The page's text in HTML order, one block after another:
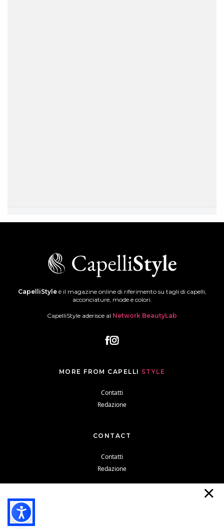
CapelliStyleè il magazine online di riferimento su tagli di capelli,
acconciature, mode e colori.
CapelliStyle aderisce al Network BeautyLab
MORE FROM CAPELLI STYLE
Contatti
Redazione
CONTACT
Contatti
Redazione